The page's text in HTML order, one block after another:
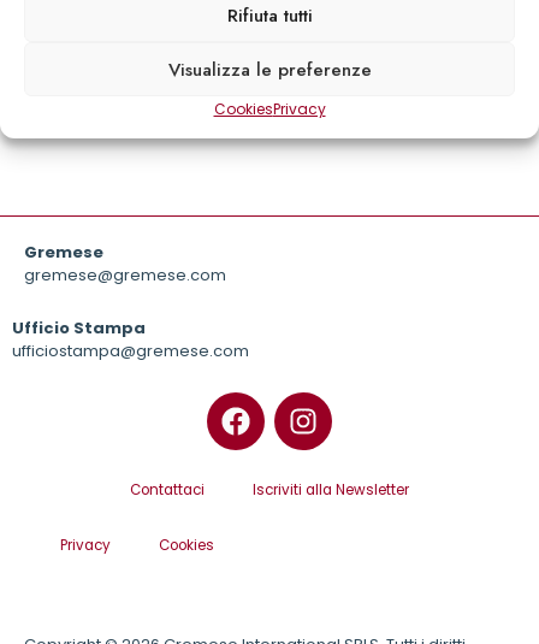
Rifiuta tutti
Visualizza le preferenze
CookiesPrivacy
Massimo Centini
Gremese
gremese@gremese.com
Ufficio Stampa
ufficiostampa@gremese.com
Contattaci Iscriviti alla Newsletter
Privacy Cookies